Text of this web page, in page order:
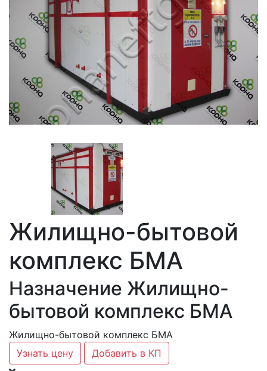
Жилищно-бытовой
комплекс БМА
Назначение Жилищно-
бытовой комплекс БМА
Жилищно-бытовой комплекс БМА
Узнать цену
Добавить в КП